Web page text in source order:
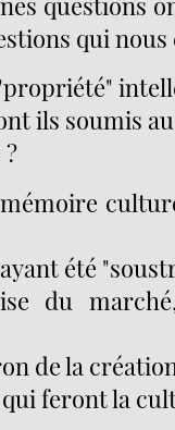
qui nous
ils soumis
été
du
de la
feront la